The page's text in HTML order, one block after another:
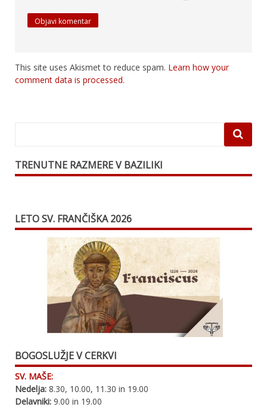
This site uses Akismet to reduce spam. Learn how your
comment data is processed.
TRENUTNE RAZMERE V BAZILIKI
LETO SV. FRANČIŠKA 2026
BOGOSLUŽJE V CERKVI
SV. MAŠE:
Nedelja: 8.30, 10.00, 11.30 in 19.00
Delavniki: 9.00 in 19.00